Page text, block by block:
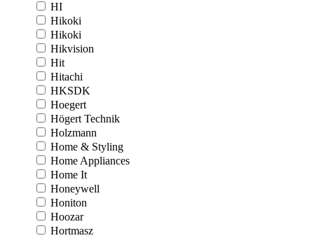
HI
Hikoki
Hikoki
Hikvision
Hit
Hitachi
HKSDK
Hoegert
Högert Technik
Holzmann
Home & Styling
Home Appliances
Home It
Honeywell
Honiton
Hoozar
Hortmasz